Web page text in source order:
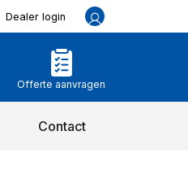
Dealer login
Offerte aanvragen
Contact